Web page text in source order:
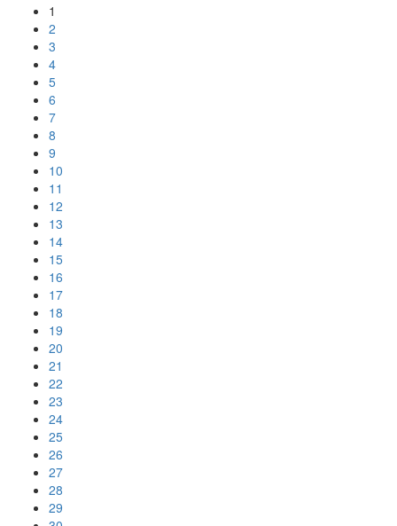
1
2
3
4
5
6
7
8
9
10
11
12
13
14
15
16
17
18
19
20
21
22
23
24
25
26
27
28
29